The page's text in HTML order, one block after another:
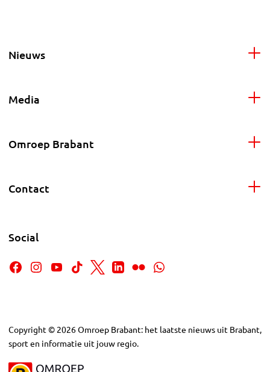
Nieuws
Media
Omroep Brabant
Contact
Social
Copyright © 2026Omroep Brabant: het laatste nieuws uit Brabant,
sport en informatie uit jouw regio.